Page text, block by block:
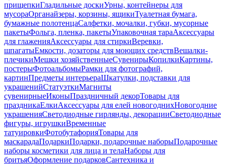
прищепкиГладильные доскиУрны, контейнеры для
мусораОрганайзеры, корзины, ящикиТуалетная бумага,
бумажные полотенцаСалфетки, мочалки, губки, мусорные
пакетыФольга, пленка, пакетыУпаковочная тараАксессуары
для глаженияАксессуары для стиркиВеревки,
шпагатыЕмкости, дозаторы для моющих средствВешалки-
плечикиМешки хозяйственныеСувенирыКопилкиКартины,
постерыФотоальбомыРамки для фотографий,
картинПредметы интерьераШкатулки, подставки для
украшенийСтатуэткиМагниты
сувенирныеИконыПраздничный декорТовары для
праздникаЕлкиАксессуары для елей новогоднихНовогодние
украшенияСветодиодные гирлянды, декорацииСветодиодные
фигуры, игрушкиВременные
татуировкиФотобутафорияТовары для
маскарадаПодаркиПодарки, подарочные наборыПодарочные
наборы косметики для лица и телаНаборы для
бритьяОформление подарковСантехника и